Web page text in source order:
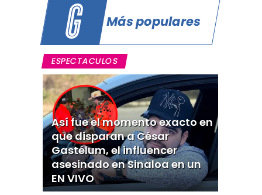
Más populares
ESPECTACULOS
Así fue el momento exacto en
que disparan a César
Gastélum, el influencer
asesinado en Sinaloa en un
EN VIVO